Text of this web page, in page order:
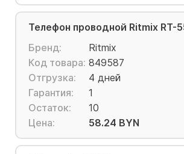
Телефон проводной Ritmix RT-
Бренд:
Ritmix
Код товара: 849587
Отгрузка:
4 дней
Гарантия:
1
Остаток:
10
Цена:
58.24 BYN